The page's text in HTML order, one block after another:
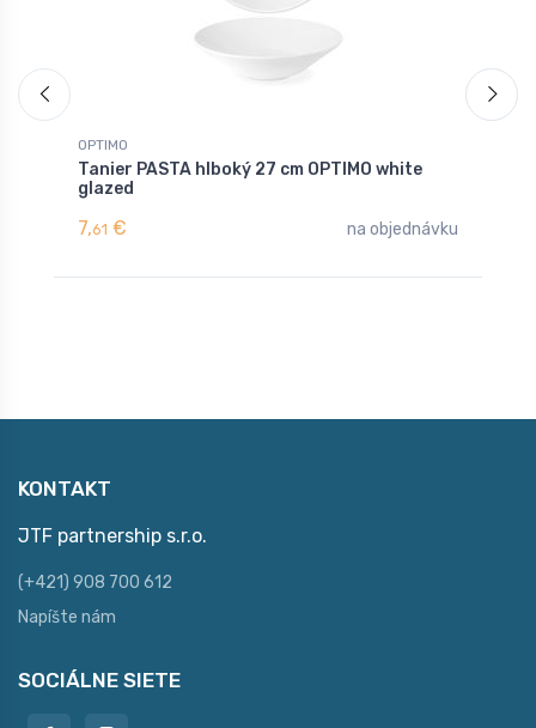
OPTIMO
Tanier PASTA hlboký 27 cm OPTIMO white
glazed
7,61 € na objednávku
KONTAKT
JTF partnership s.r.o.
(+421) 908 700 612
Napíšte nám
SOCIÁLNE SIETE